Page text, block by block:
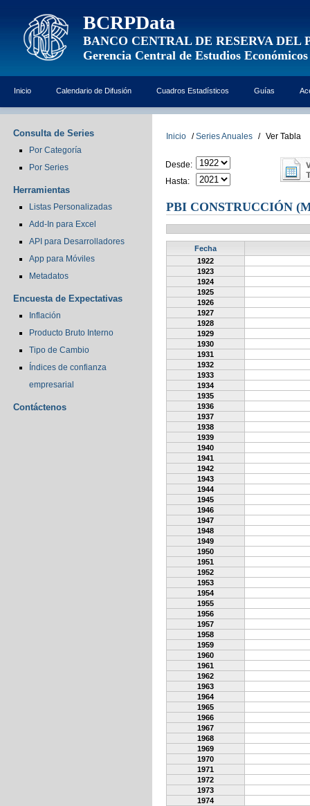
BCRPData
BANCO CENTRAL DE RESERVA DEL
Gerencia Central de Estudios Económicos
Inicio Calendario de Difusión Cuadros Estadísticos Guías
Consulta de Series
Por Categoría
Por Series
Herramientas
Listas Personalizadas
Add-In para Excel
API para Desarrolladores
App para Móviles
Metadatos
Encuesta de Expectativas
Inflación
Producto Bruto Interno
Tipo de Cambio
Índices de confianza
empresarial
Contáctenos
Inicio / Series Anuales / Ver Tabla
Desde:
Hasta:
PBI CONSTRUCCIÓN
Fecha
1922
1923
1924
1925
1926
1927
1928
1929
1930
1931
1932
1933
1934
1935
1936
1937
1938
1939
1940
1941
1942
1943
1944
1945
1946
1947
1948
1949
1950
1951
1952
1953
1954
1955
1956
1957
1958
1959
1960
1961
1962
1963
1964
1965
1966
1967
1968
1969
1970
1971
1972
1973
1974